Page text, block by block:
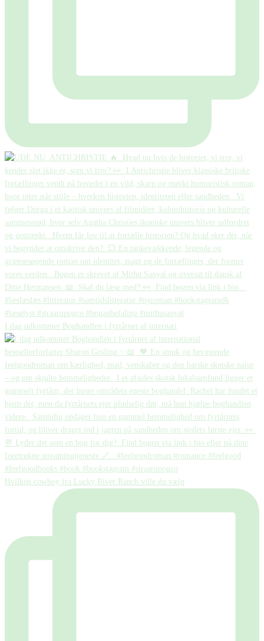
I dag udkommer Boghandlen i fyrtårnet af internati
Hvilken cowboy fra Lucky River Ranch ville du vælg